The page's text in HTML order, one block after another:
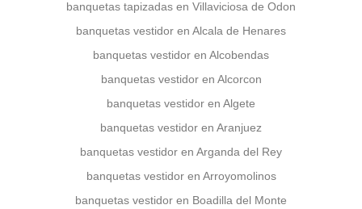
banquetas tapizadas en Villaviciosa de Odon
banquetas vestidor en Alcala de Henares
banquetas vestidor en Alcobendas
banquetas vestidor en Alcorcon
banquetas vestidor en Algete
banquetas vestidor en Aranjuez
banquetas vestidor en Arganda del Rey
banquetas vestidor en Arroyomolinos
banquetas vestidor en Boadilla del Monte